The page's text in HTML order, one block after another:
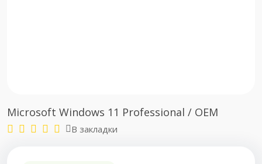
Microsoft Windows 11 Professional / OEM
В закладки